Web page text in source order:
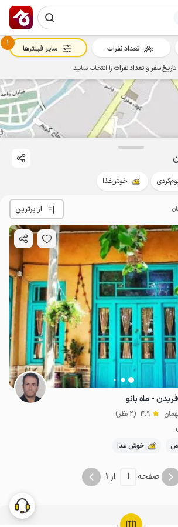
500٬000ت 4.9
خوش‌غذا
از برترین
- ماه بانو
4.9 (2 نظر)
خوش غذا
صفحه 1 از 1
تعداد نفرات
1
سایر فیلترها
تاریخ سفرو تعداد نفراترا انتخاب نمایید